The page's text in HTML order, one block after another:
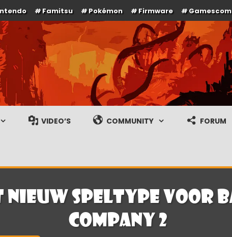
Famitsu Pokémon Firmware Gamescom
en gameplay streams
VIDEO’S COMMUNITY FORUM
nieuw speltype voor
Company 2